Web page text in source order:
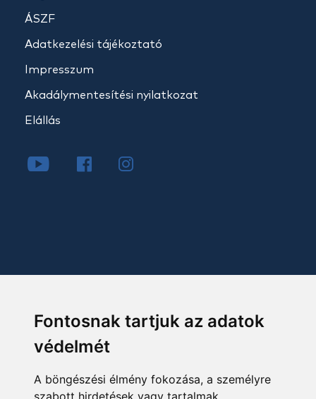
Fontosnak tartjuk az adatok
védelmét
A böngészési élmény fokozása, a személyre
szabott hirdetések vagy tartalmak
ÁSZF
Adatkezelési tájékoztató
Impresszum
Akadálymentesítési nyilatkozat
Elállás